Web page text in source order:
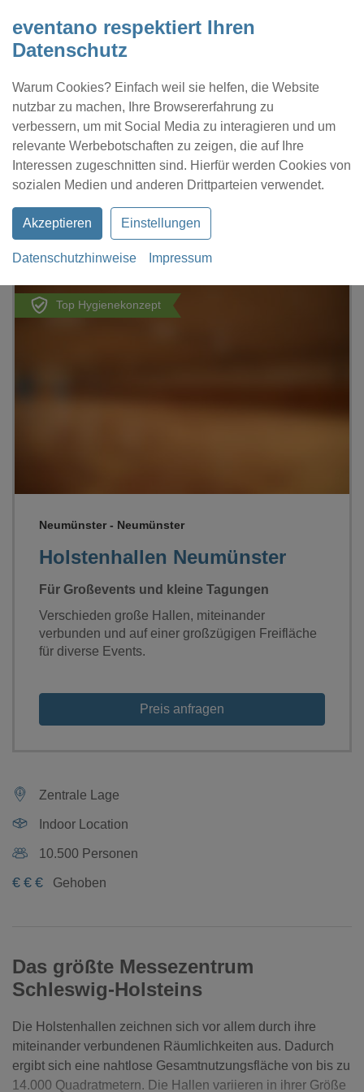
eventano respektiert Ihren
Datenschutz
Warum Cookies? Einfach weil sie helfen, die Website
nutzbar zu machen, Ihre Browsererfahrung zu
verbessern, um mit Social Media zu interagieren und um
relevante Werbebotschaften zu zeigen, die auf Ihre
Interessen zugeschnitten sind. Hierfür werden Cookies von
sozialen Medien und anderen Drittparteien verwendet.
Akzeptieren Einstellungen
Datenschutzhinweise Impressum
Kontakt Location eintragen Profil
Holstenhallen Neumünster
Top Hygienekonzept
Holstenhallen Neumünster
Neumünster - Neumünster
Für Großevents und kleine Tagungen
Verschieden große Hallen, miteinander
verbunden und auf einer großzügigen Freifläche
für diverse Events.
Preis anfragen
Zentrale Lage
Indoor Location
10.500 Personen
€ € € Gehoben
Das größte Messezentrum
Schleswig-Holsteins
Die Holstenhallen zeichnen sich vor allem durch ihre
miteinander verbundenen Räumlichkeiten aus. Dadurch
ergibt sich eine nahtlose Gesamtnutzungsfläche von bis zu
14.000 Quadratmetern. Die Hallen variieren in ihrer Größe